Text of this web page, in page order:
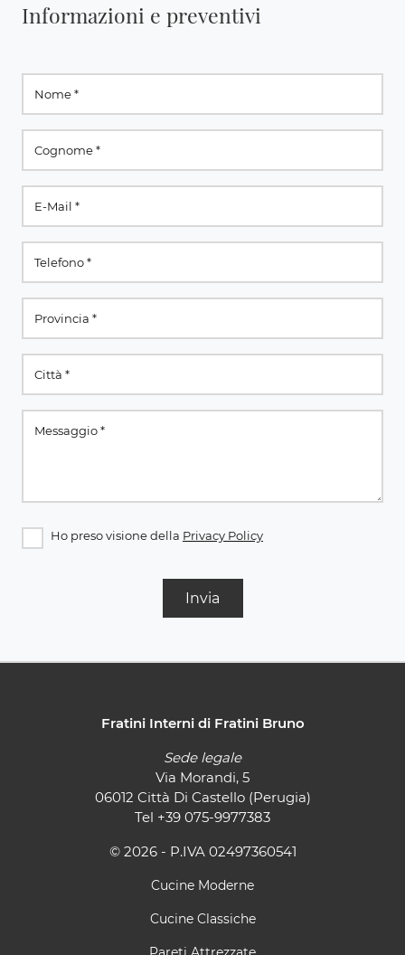
Informazioni e preventivi
Ho preso visione della Privacy Policy
Invia
Fratini Interni di Fratini Bruno
Sede legale
Via Morandi, 5
06012 Città Di Castello (Perugia)
Tel +39 075-9977383
© 2026 - P.IVA 02497360541
Cucine Moderne
Cucine Classiche